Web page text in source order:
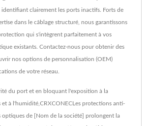
clairement les ports inactifs. Forts de
dans le câblage structuré, nous garantissons
qui s'intègrent parfaitement à vos
existants. Contactez-nous pour obtenir des
nos options de personnalisation (OEM)
de votre réseau.
du port et en bloquant l'exposition à la
et à l'humidité,CRXCONECLes protections anti-
optiques de [Nom de la société] prolongent la